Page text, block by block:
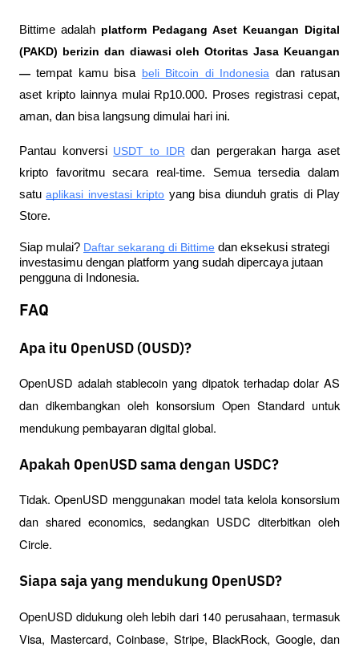
Bittime adalah platform Pedagang Aset Keuangan Digital
(PAKD) berizin dan diawasi oleh Otoritas Jasa Keuangan
— tempat kamu bisa beli Bitcoin di Indonesia dan ratusan
aset kripto lainnya mulai Rp10.000. Proses registrasi cepat,
aman, dan bisa langsung dimulai hari ini.
Pantau konversi USDT to IDR dan pergerakan harga aset
kripto favoritmu secara real-time. Semua tersedia dalam
satu aplikasi investasi kripto yang bisa diunduh gratis di Play
Store.
Siap mulai? Daftar sekarang di Bittime dan eksekusi strategi
investasimu dengan platform yang sudah dipercaya jutaan
pengguna di Indonesia.
FAQ
Apa itu OpenUSD (OUSD)?
OpenUSD adalah stablecoin yang dipatok terhadap dolar AS
dan dikembangkan oleh konsorsium Open Standard untuk
mendukung pembayaran digital global.
Apakah OpenUSD sama dengan USDC?
Tidak. OpenUSD menggunakan model tata kelola konsorsium
dan shared economics, sedangkan USDC diterbitkan oleh
Circle.
Siapa saja yang mendukung OpenUSD?
OpenUSD didukung oleh lebih dari 140 perusahaan, termasuk
Visa, Mastercard, Coinbase, Stripe, BlackRock, Google, dan